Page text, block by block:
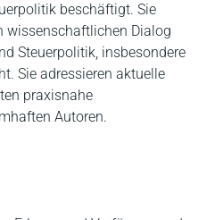
beschäftigt. Sie
wissenschaftlichen Dialog
Steuerpolitik, insbesondere
Sie adressieren aktuelle
praxisnahe
Autoren.